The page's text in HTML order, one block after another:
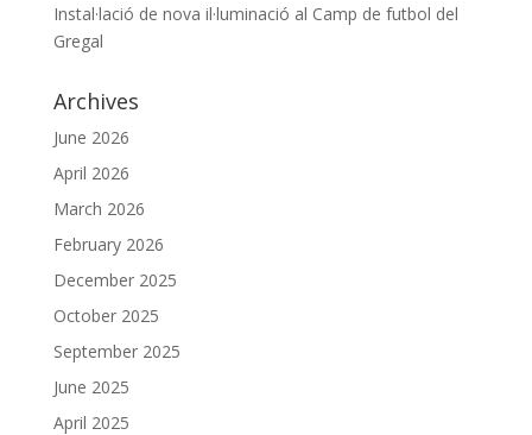
Instal·lació de nova il·luminació al Camp de futbol del
Gregal
Archives
June 2026
April 2026
March 2026
February 2026
December 2025
October 2025
September 2025
June 2025
April 2025